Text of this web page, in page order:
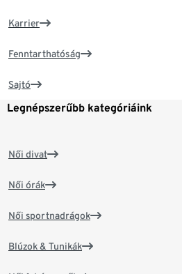
Karrier
Fenntarthatóság
Sajtó
Legnépszerűbb kategóriáink
Női divat
Női órák
Női sportnadrágok
Blúzok & Tunikák